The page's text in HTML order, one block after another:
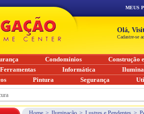
MEUS
Olá,
Cadastre-se
Condomínios
Construção
Ferramentas Informática
Pintura Segurança